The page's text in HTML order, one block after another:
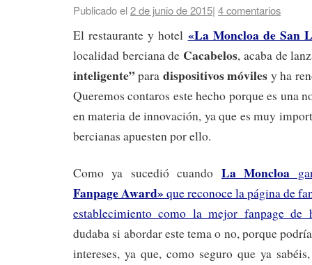
Publicado el2 de junio de 2015| 4 comentarios
El restaurante y hotel «La Moncloa de San
localidad berciana de Cacabelos, acaba de
inteligente” para dispositivosmóviles y ha
Queremos contaros este hecho porque es una
en materia de innovación, ya que es muy
bercianas apuesten por ello.
Como ya sucedió cuando La Moncloa
Fanpage Award» que reconoce la página de
establecimiento como la mejor fanpage de
dudaba si abordar este tema o no, porque
intereses, ya que, como seguro que ya